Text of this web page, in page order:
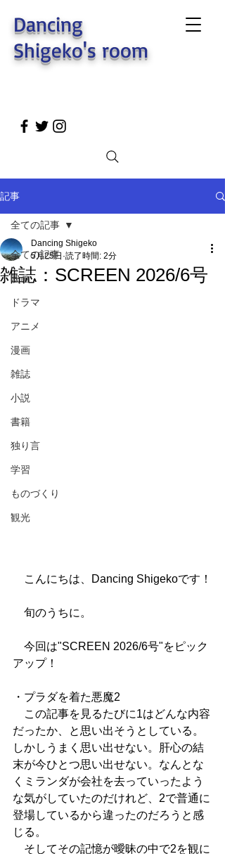
Dancing
Shigeko's room
記事
全ての記事
映画
ドラマ
アニメ
漫画
雑誌
小説
書籍
独り言
学習
ものづくり
観光
全ての記事
雑誌：SCREEN 2026/6号
Dancing Shigeko
5月25日 読了時間: 2分
こんにちは、Dancing Shigekoです！
旬のうちに。
今回は"SCREEN 2026/6号"をピック
アップ！
・プラダを着た悪魔2
この記事を見るたびに1はどんな内容
だったか、と思い出そうとしている。
しかしうまく思い出せない。肝心の結
末が今ひとつ思い出せない。なんとな
くミランダが会社を去っていったよう
な気がしていたのだけれど、2で普通に
登場しているから違ったのだろうと感
じる。
そしてその記憶が曖昧の中で2を観に